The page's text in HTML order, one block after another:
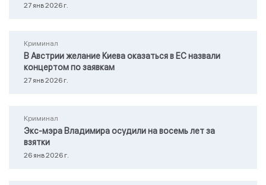
27 янв 2026 г.
Криминал
В Австрии желание Киева оказаться в ЕС назвали
концертом по заявкам
27 янв 2026 г.
Криминал
Экс-мэра Владимира осудили на восемь лет за
взятки
26 янв 2026 г.